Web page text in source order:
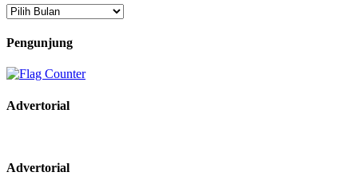
Arsip
Pengunjung
Advertorial
Advertorial